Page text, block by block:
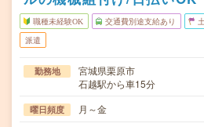
職種未経験OK 交通費別途支給あり
派遣
勤務地
宮城県栗原市
石越駅から車15分
曜日頻度 月～金